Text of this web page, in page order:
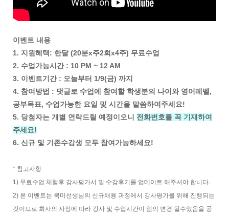
이벤트 내용
1. 지원혜택: 한달 (20분x주2회x4주) 무료수업
2. 수업가능시간 : 10 PM ~ 12 AM
3. 이벤트기간 : 오늘부터 1/9(금) 까지
4. 참여방법 : 댓글로 수업에 참여할 학생분의 나이와 영어레벨,
공부목표, 수업가능한 요일 및 시간을 말씀하여주세요!
5. 당첨자는 개별 연락드릴 예정이오니 전화번호를 꼭 기재하여
주세요!
6. 신규 및 기존수강생 모두 참여가능하세요!
* 참고사항
1) 무료수업 체험후 강사평가서 및 수강후기를 업데이트 해주셔야 합니다.
2) 본 이벤트는 북미선생님의 신규채용 과정에서 강사평가를 위해 진행되는
것이므로 회사의 사정에 따라 강사 및 수업시간이 임의 변경 될수있음을 공